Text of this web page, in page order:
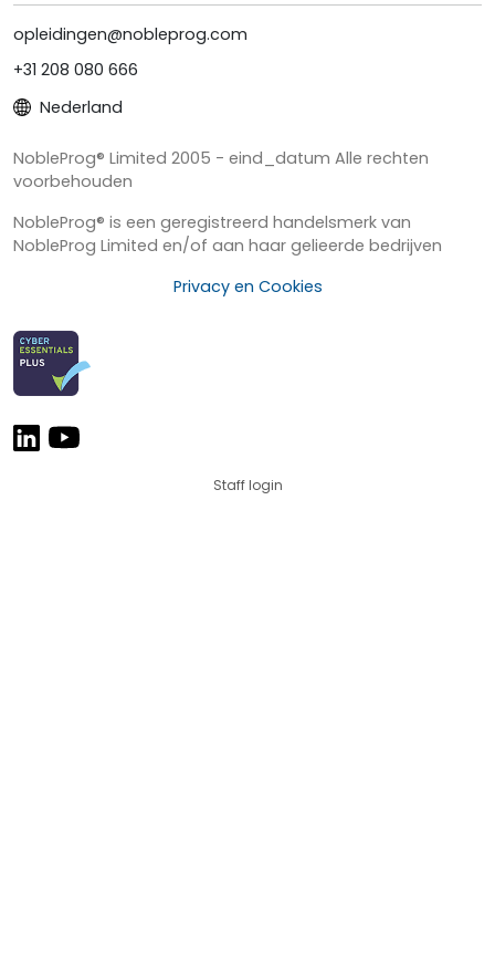
opleidingen@nobleprog.com
+31 208 080 666
Nederland
NobleProg® Limited 2005 - eind_datum Alle rechten
voorbehouden
NobleProg® is een geregistreerd handelsmerk van
NobleProg Limited en/of aan haar gelieerde bedrijven
Privacy en Cookies
Staff login